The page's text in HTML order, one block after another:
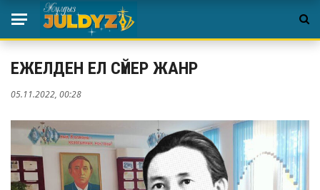
ЕЖЕЛДЕН ЕЛ СҮЙЕР ЖАНР
05.11.2022, 00:28